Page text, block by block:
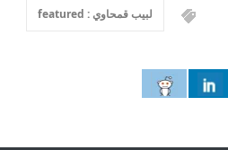
لبيب قمحاوي : featured